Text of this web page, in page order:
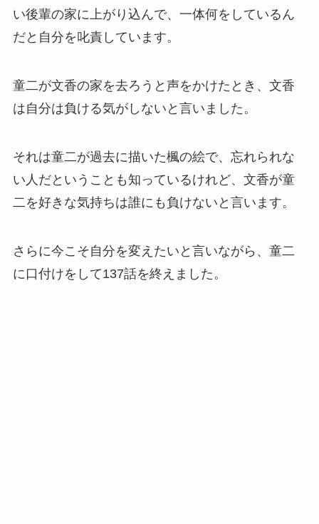
い後輩の家に上がり込んで、一体何をしているん
だと自分を叱責しています。
童二が文香の家を去ろうと声をかけたとき、文香
は自分は負ける気がしないと言いました。
それは童二が過去に描いた楓の絵で、忘れられな
い人だということも知っているけれど、文香が童
二を好きな気持ちは誰にも負けないと言います。
さらに今こそ自分を変えたいと言いながら、童二
に口付けをして137話を終えました。